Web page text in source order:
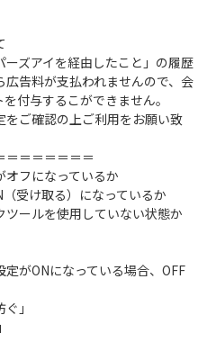
ズアイを経由したこと」の履歴
告料が支払われませんので、会
付与するこができません。
をご確認の上ご利用をお願い致
＝＝＝＝＝＝＝
オフになっているか
受け取る）になっているか
ツールを使用していない状態か
がONになっている場合、OFF
」